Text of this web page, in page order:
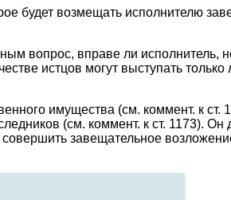
будет возмещать исполнителю
вопрос, вправе ли
истцов могут выступать только
имущества (см. коммент. к ст.
(см. коммент. к ст. 1173). Он
завещательное